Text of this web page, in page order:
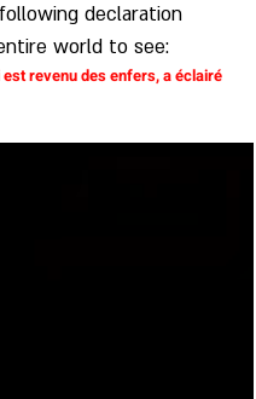
declaration
world to see:
revenu des enfers, a éclairé